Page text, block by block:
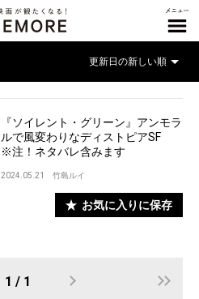
『ソイレント・グリーン』アンモラ
ルで風変わりなディストピアSF
※注！ネタバレ含みます
2024.05.21 竹島ルイ
お気に入りに保存
1 / 1